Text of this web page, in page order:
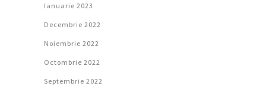
Ianuarie 2023
Decembrie 2022
Noiembrie 2022
Octombrie 2022
Septembrie 2022